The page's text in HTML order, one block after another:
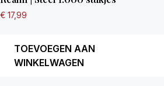
€ 17,99
TOEVOEGEN AAN
WINKELWAGEN